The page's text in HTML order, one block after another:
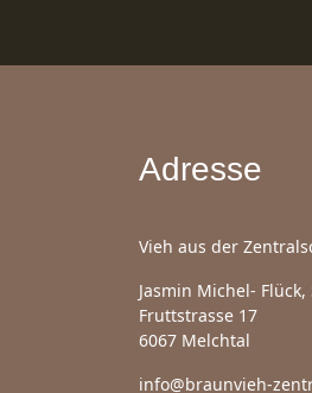
Adresse
Vieh aus der
Jasmin Michel-
Fruttstrasse 17
6067 Melchtal
info@braunvieh-